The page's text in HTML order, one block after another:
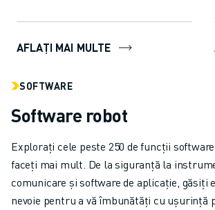
AFLAȚI MAI MULTE
SOFTWARE
Software robot
Explorați cele peste 250 de funcții
faceți mai mult. De la siguranță la
comunicare și software de aplicație, găsiți
nevoie pentru a vă îmbunătăți cu ușurință